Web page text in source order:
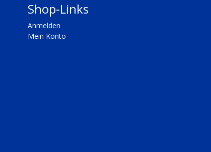
Shop-Links
Anmelden
Mein Konto